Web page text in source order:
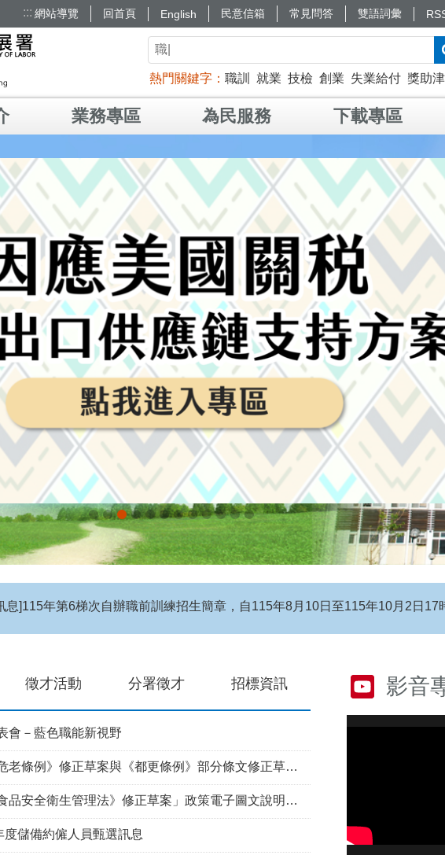
::: 網站導覽 回首頁 English 民意信箱 常見問答 雙語詞彙
熱門關鍵字 職訓 就業 技檢 創業 失業給付 獎助
業務專區 為民服務 下載專區
115年度第4梯次自辦在職進修訓練招生簡章
徵才活動 分署徵才 招標資訊
會－藍色職能新視野
修正草案與《都更條例》部分條文修正草案」政策電子圖文說明資料
安全衛生管理法》修正草案」政策電子圖文說明資料
儲備約僱人員甄選訊息
影音